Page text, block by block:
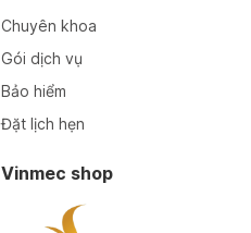
Chuyên khoa
Gói dịch vụ
Bảo hiểm
Đặt lịch hẹn
Vinmec shop